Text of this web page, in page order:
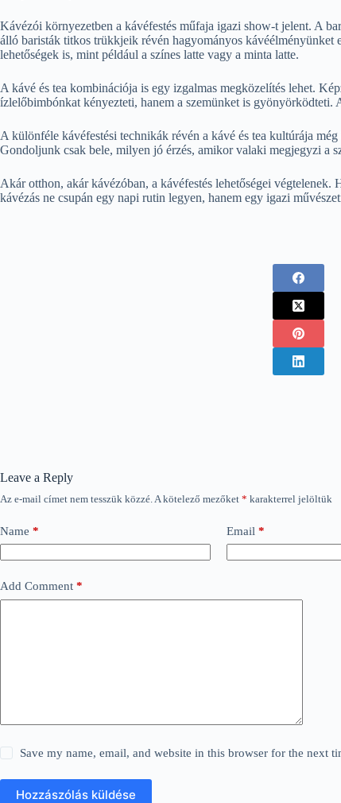
Kávézói környezetben a kávéfestés műfaja igazi show-t jelent. A
álló baristák titkos trükkjeik révén hagyományos kávéélményünket
lehetőségek is, mint például a színes latte vagy a minta latte.
A kávé és tea kombinációja is egy izgalmas megközelítés lehet.
ízlelőbimbónkat kényezteti, hanem a szemünket is
A különféle kávéfestési technikák révén a kávé és tea kultúrája
Gondoljunk csak bele, milyen jó érzés, amikor valaki megjegyzi a
Akár otthon, akár kávézóban, a kávéfestés lehetőségei
kávézás ne csupán egy napi rutin legyen, hanem egy igazi
Leave a Reply
Az e-mail címet nem tesszük közzé. A kötelező mezőket * karakterrel jelöltük
Name * Email *
Add Comment *
Save my name, email, and website in this browser for the next
Hozzászólás küldése